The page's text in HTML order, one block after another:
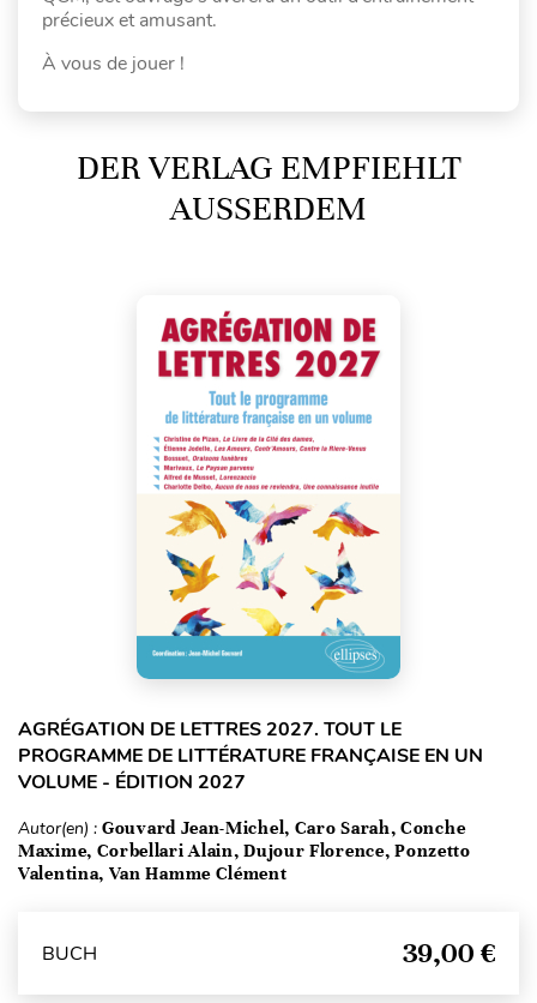
précieux et amusant.
À vous de jouer !
DER VERLAG EMPFIEHLT
AUSSERDEM
AGRÉGATION DE LETTRES 2027. TOUT LE
PROGRAMME DE LITTÉRATURE FRANÇAISE EN UN
VOLUME - ÉDITION 2027
Autor(en) : Gouvard Jean-Michel, Caro Sarah, Conche
Maxime, Corbellari Alain, Dujour Florence, Ponzetto
Valentina, Van Hamme Clément
BUCH 39,00 €